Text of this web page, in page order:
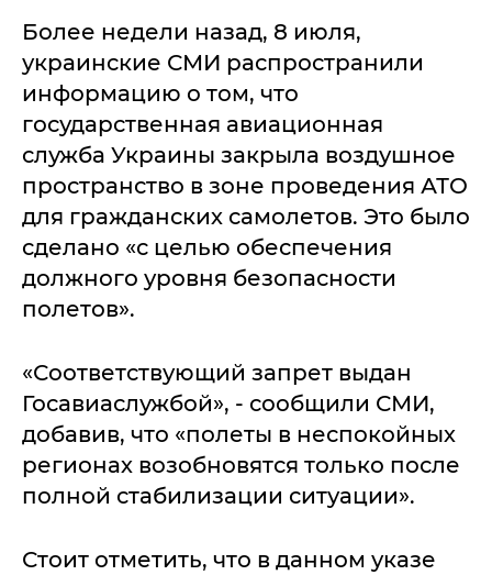
Более недели назад, 8 июля,
украинские СМИ распространили
информацию о том, что
государственная авиационная
служба Украины закрыла воздушное
пространство в зоне проведения АТО
для гражданских самолетов. Это было
сделано «с целью обеспечения
должного уровня безопасности
полетов».
«Соответствующий запрет выдан
Госавиаслужбой», - сообщили СМИ,
добавив, что «полеты в неспокойных
регионах возобновятся только после
полной стабилизации ситуации».
Стоит отметить, что в данном указе